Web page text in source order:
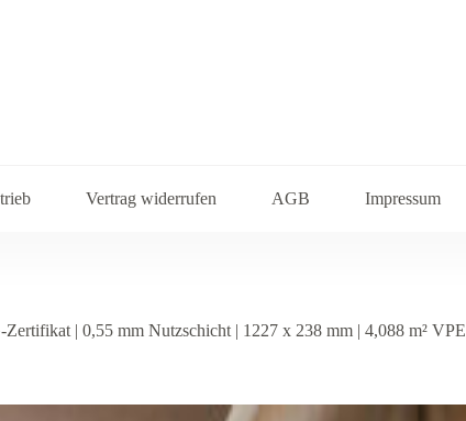
Vertrag widerrufen AGB Impressum
| 0,55 mm Nutzschicht | 1227 x 238 mm | 4,088 m² VPE